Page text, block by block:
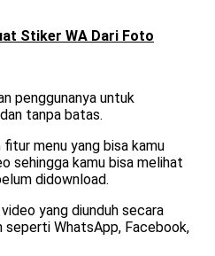
Stiker WA Dari Foto
penggunanya untuk
tanpa batas.
menu yang bisa kamu
sehingga kamu bisa melihat
didownload.
yang diunduh secara
seperti WhatsApp, Facebook,